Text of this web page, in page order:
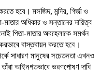
হবে। মসজিদ, মন্দির, গির্জা ও
মাতার অধিকার ও সন্তানের দায়িত্ব
পিতা-মাতার অবহেলাকে সমর্থন
বাস্তবায়ন করতে হবে।
সাধারণ মানুষের সচেতনতা এখনও
তাঁরা আইনগতভাবে ভরণপোষণ দাবি